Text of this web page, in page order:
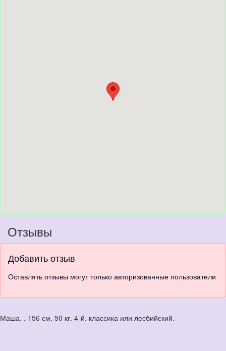
Отзывы
Добавить отзыв
Оставлять отзывы могут только авторизованные пользователи
Маша. . 156 см. 50 кг. 4-й. классика или лесбийский.